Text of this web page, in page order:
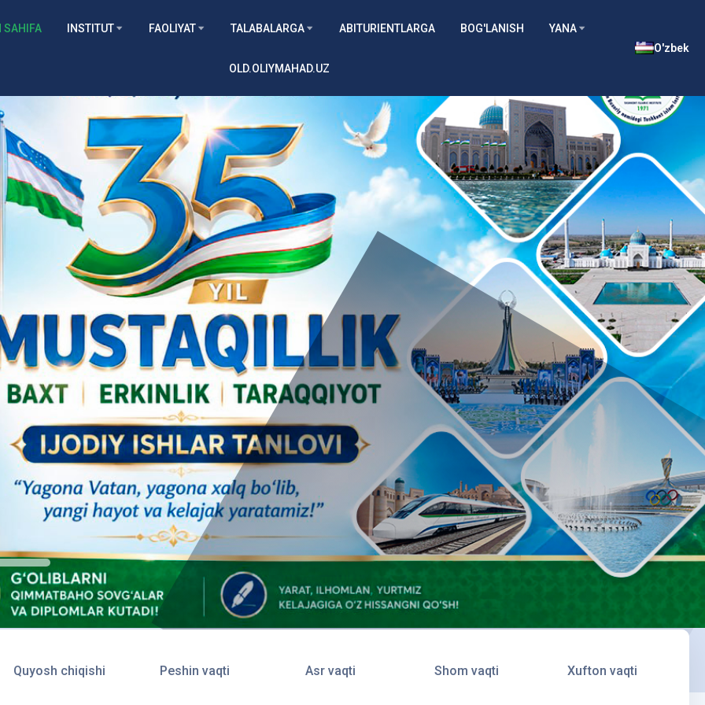
SAHIFA INSTITUT FAOLIYAT TALABALARGA ABITURIENTLARGA BOG'LANISH YANA
OLD.OLIYMAHAD.UZ
O'zbek
Quyosh chiqishi Peshin vaqti Asr vaqti Shom vaqti Xufton vaqti